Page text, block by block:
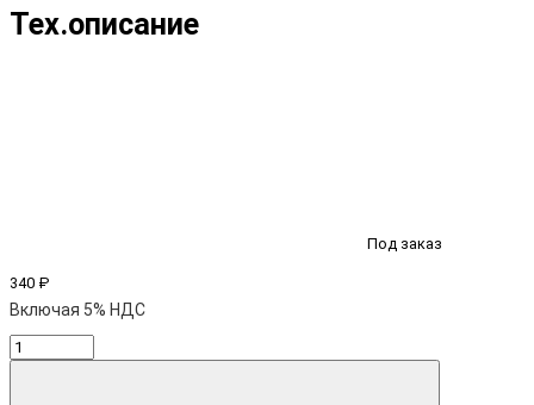
Тех.описание
Под заказ
340 ₽
Включая 5% НДС